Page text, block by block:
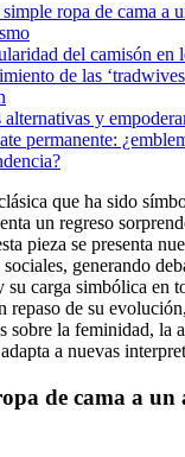
ropa de cama a
del camisón en
de las
alternativas y
permanente:
que ha sido
un regreso
pieza se presenta
generando
su carga simbólica en
repaso de su
sobre la feminidad, la
a nuevas
de cama a